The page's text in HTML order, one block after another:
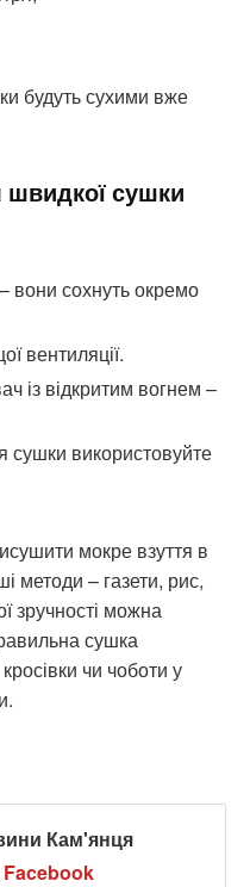
будуть сухими вже
швидкої сушки
вони сохнуть окремо
вентиляції.
із відкритим вогнем –
сушки використовуйте
мокре взуття в
методи – газети, рис,
зручності можна
сушка
чи чоботи у
Кам'янця
Facebook